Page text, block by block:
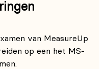
van MeasureUp
op een het MS-